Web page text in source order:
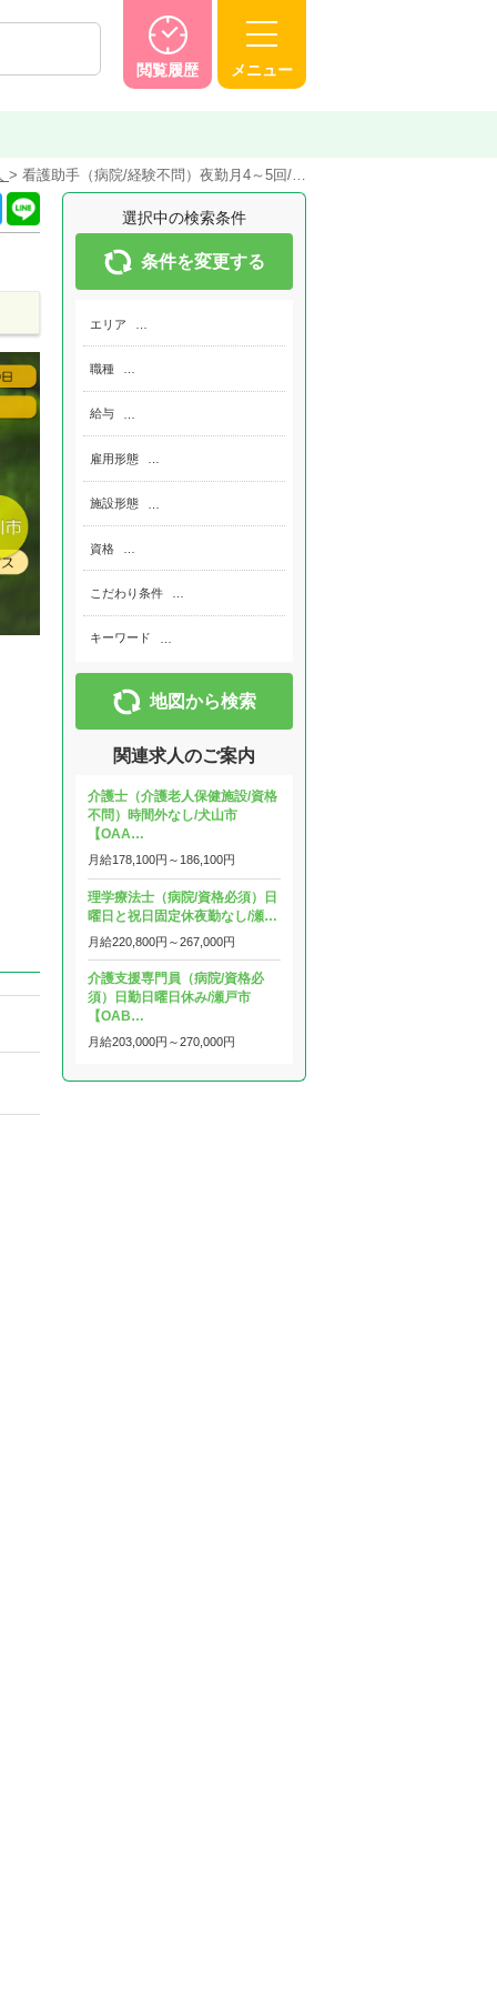
閲覧履歴 メニュー
看護助手（病院/経験不問）夜勤月4～5回/…
選択中の検索条件
条件を変更する
エリア
職種
給与
雇用形態
施設形態
資格
こだわり条件
キーワード
地図から検索
関連求人のご案内
介護士（介護老人保健施設/資格
不問）時間外なし/犬山市
【OAA…
月給178,100円～ 186,100円
理学療法士（病院/資格必須）日
曜日と祝日固定休夜勤なし/瀬…
月給220,800円～267,000円
介護支援専門員（病院/資格必
須）日勤日曜日休み/瀬戸市
【OAB…
月給203,000円～270,000円